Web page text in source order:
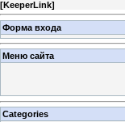
[KeeperLink]
Форма входа
Меню сайта
Categories